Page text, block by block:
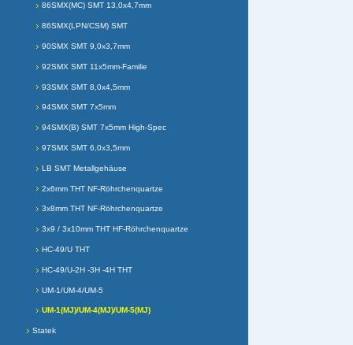
86SMX(MC) SMT 13,0x4,7mm
86SMX(LPN/CSM) SMT
90SMX SMT 9,0x3,7mm
92SMX SMT 11x5mm-Familie
93SMX SMT 8,0x4,5mm
94SMX SMT 7x5mm
94SMX(B) SMT 7x5mm High-Spec
97SMX SMT 6,0x3,5mm
LB SMT Metallgehäuse
2x6mm THT NF-Röhrchenquartze
3x8mm THT NF-Röhrchenquartze
3x9 / 3x10mm THT HF-Röhrchenquartze
HC-49/U THT
HC-49/U-2H -3H -4H THT
UM-1/UM-4/UM-5
UM-1(MJ)/UM-4(MJ)/UM-5(MJ)
Statek